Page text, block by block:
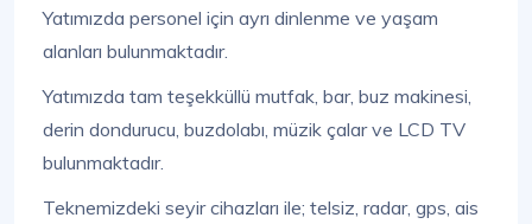
Yatımızda personel için ayrı dinlenme ve yaşam
alanları bulunmaktadır.
Yatımızda tam teşekküllü mutfak, bar, buz makinesi,
derin dondurucu, buzdolabı, müzik çalar ve LCD TV
bulunmaktadır.
Teknemizdeki seyir cihazları ile; telsiz, radar, gps, ais